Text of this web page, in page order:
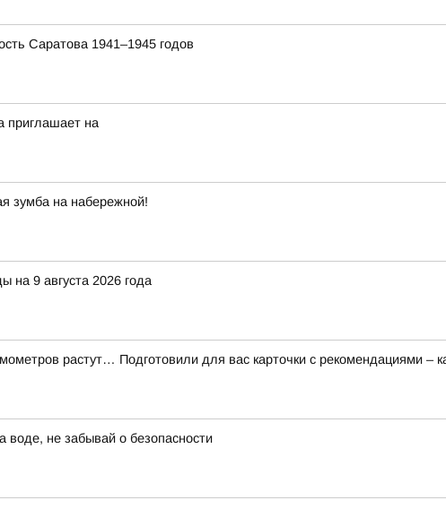
Саратова 1941–1945 годов
приглашает на
зумба на набережной!
на 9 августа 2026 года
растут… Подготовили для вас карточки с рекомендациями –
воде, не забывай о безопасности